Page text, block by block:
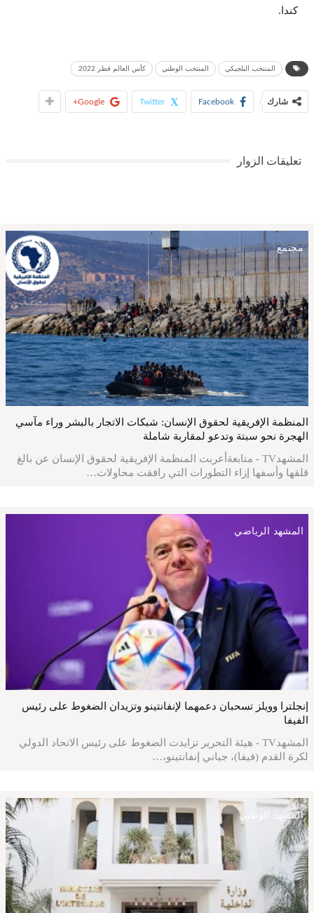
كندا.
المنتخب البلجيكي المنتخب الوطني كأس العالم قطر 2022.
شارك Facebook
Twitter
Google+
تعليقات الزوار
مجتمع
المنظمة الإفريقية لحقوق الإنسان: شبكات الاتجار بالبشر وراء مآسي
الهجرة نحو سبتة وتدعو لمقاربة شاملة
المشهدTV - متابعةأعربت المنظمة الإفريقية لحقوق الإنسان عن بالغ
قلقها وأسفها إزاء التطورات التي رافقت محاولات…
المشهد الرياضي
إنجلترا وويلز تسحبان دعمهما لإنفانتينو وتزيدان الضغوط على رئيس
الفيفا
المشهدTV - هيئة التحرير تزايدت الضغوط على رئيس الاتحاد الدولي
لكرة القدم (فيفا)، جياني إنفانتينو،…
المشهد الوطني